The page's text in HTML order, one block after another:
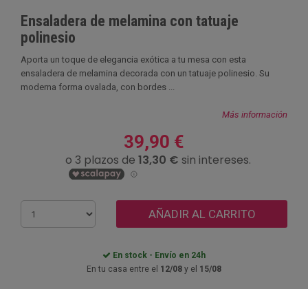
Ensaladera de melamina con tatuaje
polinesio
Aporta un toque de elegancia exótica a tu mesa con esta
ensaladera de melamina decorada con un tatuaje polinesio. Su
moderna forma ovalada, con bordes ...
Más información
39,90 €
AÑADIR AL CARRITO
En stock - Envío en 24h
En tu casa entre el 12/08 y el 15/08